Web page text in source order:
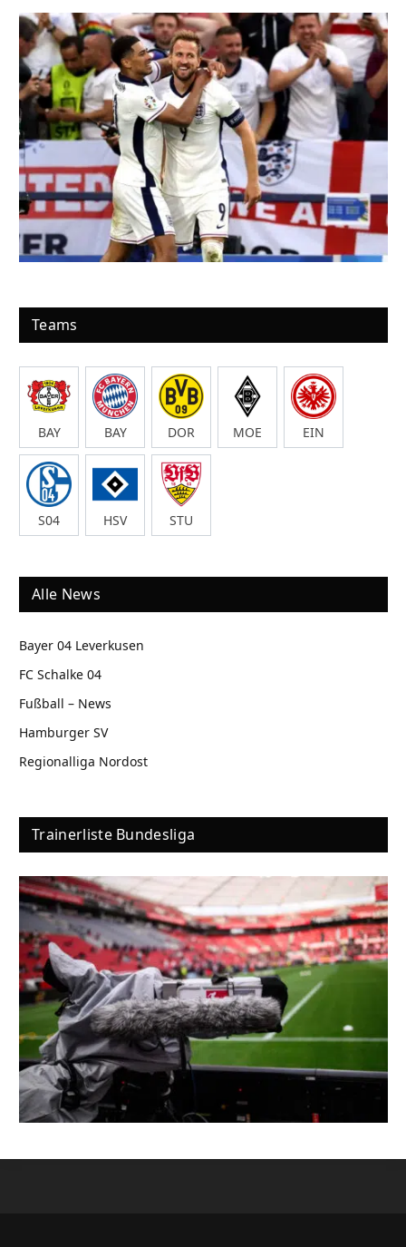
Teams
BAY BAY DOR MOE EIN
S04 HSV STU
Alle News
Bayer 04 Leverkusen
FC Schalke 04
Fußball – News
Hamburger SV
Regionalliga Nordost
Trainerliste Bundesliga